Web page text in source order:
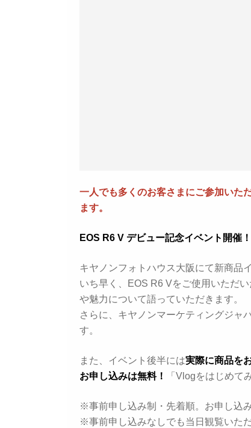
一人でも多くのお客さまにご参加いた
ます。
EOS R6 V デビュー記念イベント開催！
キヤノンフォトハウス大阪にて新商品
いち早く、EOS R6 Vをご使用いただい
や魅力について語っていただきます。
さらに、キヤノンマーケティングジャ
す。
また、イベント後半には実際に商品を
お申し込みは無料！
「Vlogをはじめて
※事前申し込み制・先着順。お申し込
※事前申し込みなしでも当日観覧いた